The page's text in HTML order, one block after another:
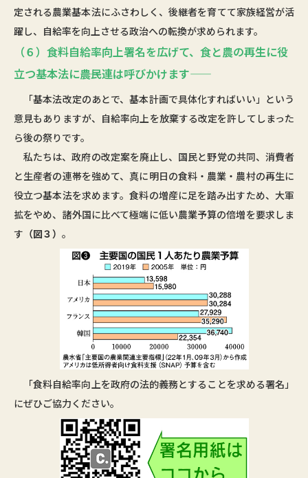
定される農業基本法にふさわしく、後継者を育てて家族経営が活
躍し、自給率を向上させる政治への転換が求められます。
（６）食料自給率向上署名を広げて、食と農の再生に役
立つ基本法に――農民連は呼びかけます――
「基本法改定のあとで、基本計画で具体化すればいい」という
意見もありますが、自給率向上を放棄する改定を許してしまった
ら後の祭りです。
私たちは、政府の改定案を廃止し、国民と野党の共同、消費者
と生産者の連帯を強めて、真に明日の食料・農業・農村の再生に
役立つ基本法を求めます。食料の増産に足を踏み出すため、大軍
拡をやめ、諸外国に比べて極端に低い農業予算の倍増を要求しま
す （図３） 。
「食料自給率向上を政府の法的義務とすることを求める署名」
にぜひご協力ください。